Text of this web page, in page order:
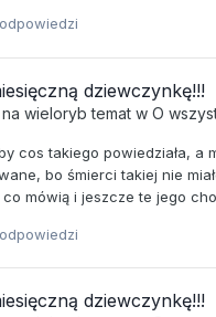
dziewczynkę!!!
wieloryb temat w O
cos takiego powiedziała,
bo śmierci takiej nie
mówią i jeszcze te jego
dziewczynkę!!!